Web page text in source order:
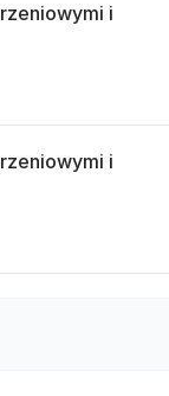
i
i